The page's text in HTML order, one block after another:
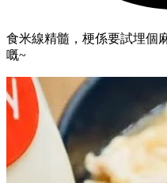
食米線精髓，梗係要試埋個
嘅~